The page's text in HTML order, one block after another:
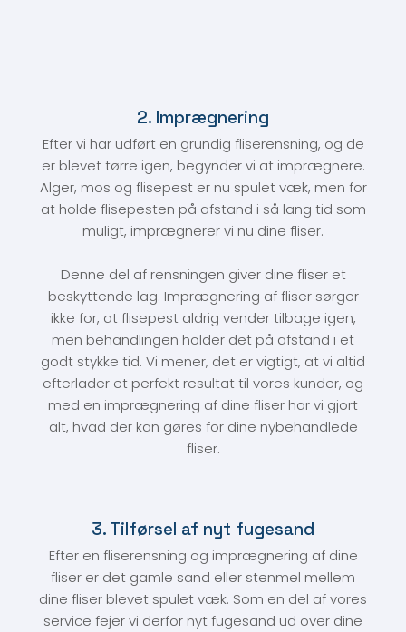
2. Imprægnering
Efter vi har udført en grundig fliserensning, og de
er blevet tørre igen, begynder vi at imprægnere.
Alger, mos og flisepest er nu spulet væk, men for
at holde flisepesten på afstand i så lang tid som
muligt, imprægnerer vi nu dine fliser.
Denne del af rensningen giver dine fliser et
beskyttende lag. Imprægnering af fliser sørger
ikke for, at flisepest aldrig vender tilbage igen,
men behandlingen holder det på afstand i et
godt stykke tid. Vi mener, det er vigtigt, at vi altid
efterlader et perfekt resultat til vores kunder, og
med en imprægnering af dine fliser har vi gjort
alt, hvad der kan gøres for dine nybehandlede
fliser.
​3. Tilførsel af nyt fugesand
Efter en fliserensning og imprægnering af dine
fliser er det gamle sand eller stenmel mellem
dine fliser blevet spulet væk. Som en del af vores
service fejer vi derfor nyt fugesand ud over dine